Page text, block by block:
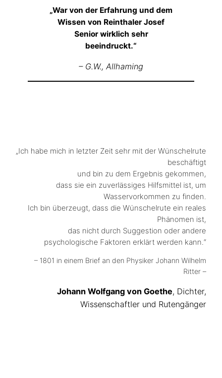
„War von der Erfahrung und dem
Wissen von Reinthaler Josef
Senior wirklich sehr
beeindruckt.“
– G.W., Allhaming
„Ich habe mich in letzter Zeit sehr mit der Wünschelrute
beschäftigt
und bin zu dem Ergebnis gekommen,
dass sie ein zuverlässiges Hilfsmittel ist, um
Wasservorkommen zu finden.
Ich bin überzeugt, dass die Wünschelrute ein reales
Phänomen ist,
das nicht durch Suggestion oder andere
psychologische Faktoren erklärt werden kann.“
– 1801 in einem Brief an den Physiker Johann Wilhelm
Ritter –
Johann Wolfgang von Goethe, Dichter,
Wissenschaftler und Rutengänger